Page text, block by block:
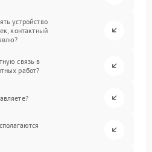
устройство
контактный
связь в
работ?